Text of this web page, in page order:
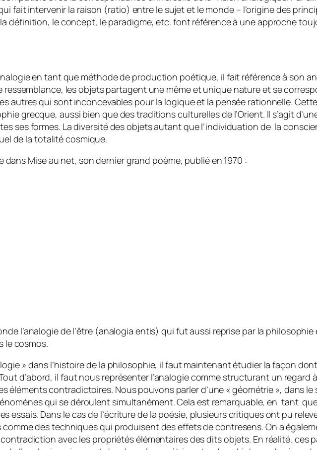
fait intervenir la raison (ratio) entre le sujet et le monde – l’origine des
définition, le concept, le paradigme, etc. font référence à une approche
en tant que méthode de production poétique, il fait référence à son
ressemblance, les objets partagent une même et unique nature et se
autres qui sont inconcevables pour la logique et la pensée rationnelle.
grecque, aussi bien que des traditions culturelles de l’Orient. Il s’agit
ses formes. La diversité des objets autant que l’individuation de la
de la totalité cosmique.
dans Mise au net, son dernier grand poème, publié en 1970 :
l’analogie de l’être (analogia entis) qui fut aussi reprise par la philosophie
le cosmos.
» dans l’histoire de la philosophie, il faut maintenant étudier la façon
d’abord, il faut nous représenter l’analogie comme structurant un regard
éléments contradictoires. Nous pouvons parler d’une « géométrie », dans
qui se déroulent simultanément. Cela est remarquable, en tant
essais. Dans le cas de l’écriture de la poésie, plusieurs critiques ont pu
des techniques qui produisent des effetsde contresens. On a
avec les propriétés élémentaires des dits objets. En réalité, ces